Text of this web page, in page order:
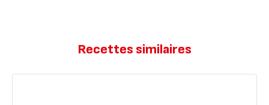
Recettes similaires